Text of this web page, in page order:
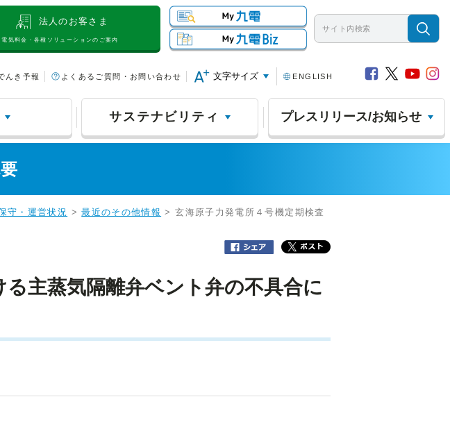
法人のお客さま
電気料金・各種ソリューションのご案内
んき予報 よくあるご質問・お問い合わせ 文字サイズ ENGLISH
サステナビリティ プレスリリース/お知らせ
守・運営状況 >最近のその他情報 > 玄海原子力発電所４号機定期検査
主蒸気隔離弁ベント弁の不具合に